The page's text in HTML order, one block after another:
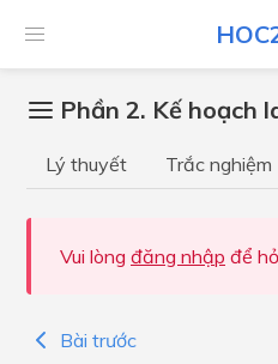
Phần 2. Kế hoạch
Lý thuyết Trắc nghiệm
Vui lòng đăng nhập để
Bài trước